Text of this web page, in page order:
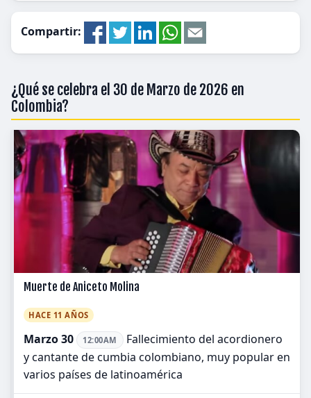
Compartir:
¿Qué se celebra el 30 de Marzo de 2026 en
Colombia?
Muerte de Aniceto Molina
HACE 11 AÑOS
Marzo 30 12:00AM
Fallecimiento del acordionero
y cantante de cumbia colombiano, muy popular en
varios países de latinoamérica